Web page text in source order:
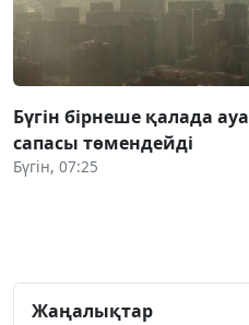
Бүгін бірнеше қалада ауа
сапасы төмендейді
Бүгін, 07:25
Жаңалықтар